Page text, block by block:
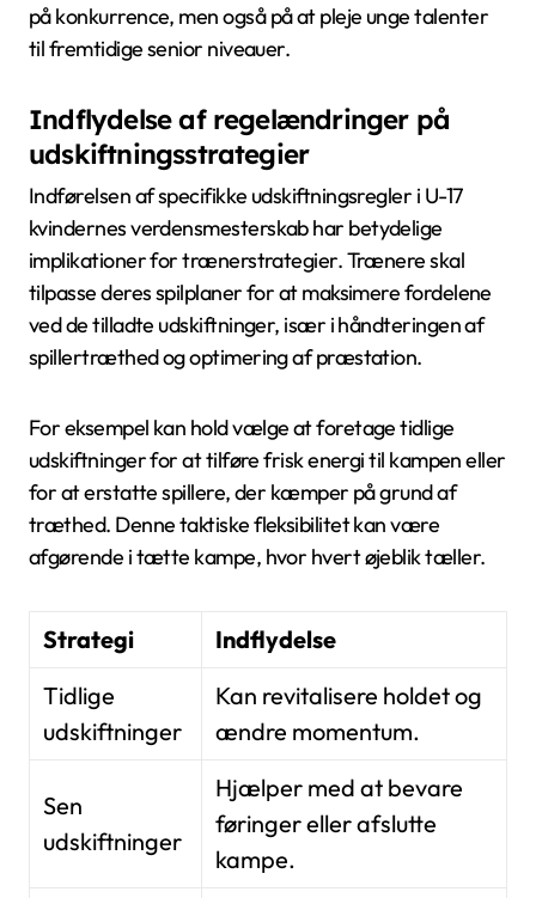
på konkurrence, men også på at pleje unge talenter
til fremtidige senior niveauer.
Indflydelse af regelændringer på
udskiftningsstrategier
Indførelsen af specifikke udskiftningsregler i U-17
kvindernes verdensmesterskab har betydelige
implikationer for trænerstrategier. Trænere skal
tilpasse deres spilplaner for at maksimere fordelene
ved de tilladte udskiftninger, især i håndteringen af
spillertræthed og optimering af præstation.
For eksempel kan hold vælge at foretage tidlige
udskiftninger for at tilføre frisk energi til kampen eller
for at erstatte spillere, der kæmper på grund af
træthed. Denne taktiske fleksibilitet kan være
afgørende i tætte kampe, hvor hvert øjeblik tæller.
Strategi
Indflydelse
Tidlige
udskiftninger
Kan revitalisere holdet og
ændre momentum.
Sen
udskiftninger
Hjælper med at bevare
føringer eller afslutte
kampe.